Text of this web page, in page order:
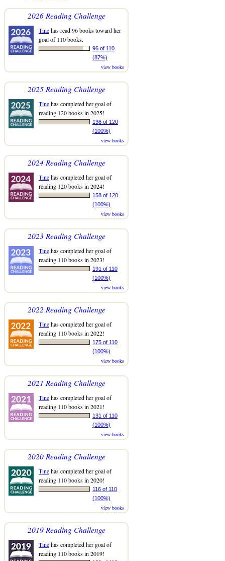
2026 Reading Challenge
Tinehas read 96 books toward her
goal of 110 books.
96 of 110
(87%)
view books
2025 Reading Challenge
Tinehas completed her goal of
reading 120 books in 2025!
136 of 120
(100%)
view books
2024 Reading Challenge
Tinehas completed her goal of
reading 120 books in 2024!
158 of 120
(100%)
view books
2023 Reading Challenge
Tinehas completed her goal of
reading 110 books in 2023!
191 of 110
(100%)
view books
2022 Reading Challenge
Tinehas completed her goal of
reading 110 books in 2022!
175 of 110
(100%)
view books
2021 Reading Challenge
Tinehas completed her goal of
reading 110 books in 2021!
131 of 110
(100%)
view books
2020 Reading Challenge
Tinehas completed her goal of
reading 110 books in 2020!
116 of 110
(100%)
view books
2019 Reading Challenge
Tinehas completed her goal of
reading 110 books in 2019!